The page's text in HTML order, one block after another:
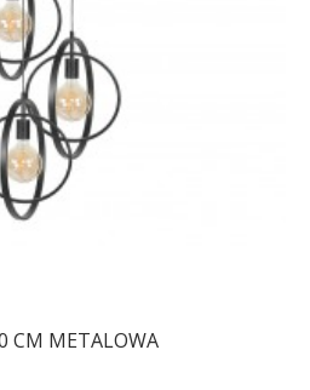
CM METALOWA